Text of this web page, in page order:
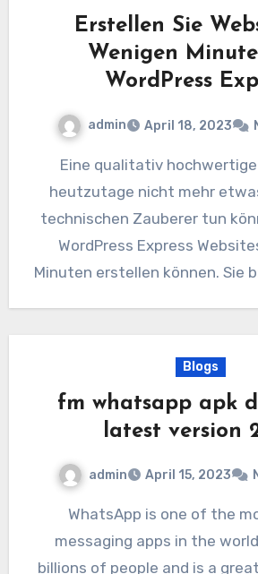
Erstellen Sie
Wenigen
WordPress
admin April 18, 2023
Eine qualitativ hochwertige Website ist
heutzutage nicht mehr
technischen Zauberer tun
WordPress Express
Minuten erstellen können. Sie
Blogs
fm whatsapp apk
latest version
admin April 15, 2023
WhatsApp is one of the most popular
messaging apps in the
billions of people and is a